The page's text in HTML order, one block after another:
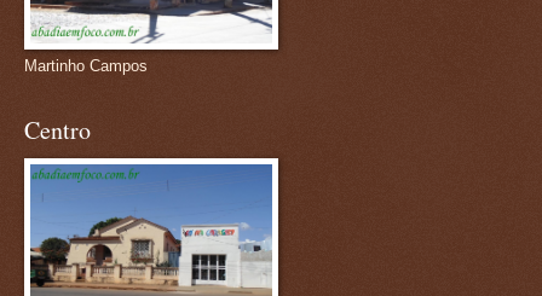
Martinho Campos
Centro